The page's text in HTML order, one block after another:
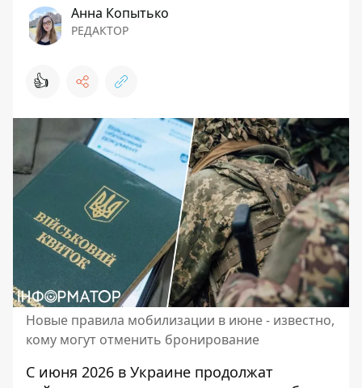
Анна Копытько
РЕДАКТОР
👍
Новые правила мобилизации в июне - известно,
кому могут отменить бронирование
С июня 2026 в Украине продолжат